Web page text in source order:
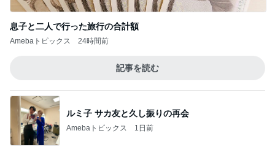
息子と二人で行った旅行の合計額
Amebaトピックス 24時間前
記事を読む
ルミ子 サカ友と久し振りの再会
Amebaトピックス 1日前